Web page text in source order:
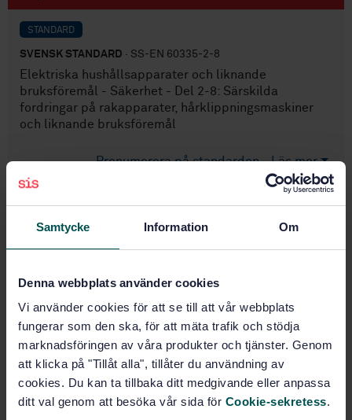
Samtycke Information Om
Denna webbplats använder cookies
Vi använder cookies för att se till att vår webbplats
fungerar som den ska, för att mäta trafik och stödja
marknadsföringen av våra produkter och tjänster. Genom
att klicka på "Tillåt alla", tillåter du användning av
cookies. Du kan ta tillbaka ditt medgivande eller anpassa
ditt val genom att besöka vår sida för Cookie-sekretess.
STANDARD
SVENSK STANDARD · SS-EN 60335-2-8
Elektriska hushållsapparater och liknande
bruksföremål - Säkerhet - Del 2-8: Särskilda
fordringar på rakapparater, hårklippningsmaskiner
och liknande bruksföremål
Prenumerera på standarden - Läs mer
Pris:543 SEK
Produktinformation
Språk: Engelska
Framtagen av:SEK SVENSK ELSTANDARD
Internationell titel:Household and similar